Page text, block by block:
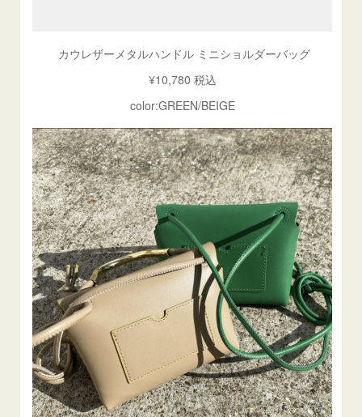
カウレザーメタルハンドル ミニショルダーバッグ
¥10,780 税込
color:GREEN/BEIGE